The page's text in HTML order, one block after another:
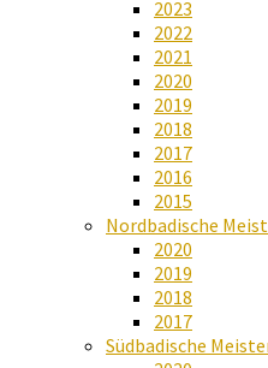
2023
2022
2021
2020
2019
2018
2017
2016
2015
Nordbadische
2020
2019
2018
2017
Südbadische